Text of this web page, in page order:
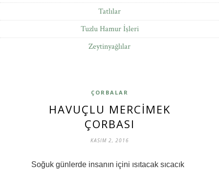
Tatlılar
Tuzlu Hamur İşleri
Zeytinyağlılar
ÇORBALAR
HAVUÇLU MERCIMEK
ÇORBASI
KASIM 2, 2016
Soğuk günlerde insanın içini ısıtacak sıcacık